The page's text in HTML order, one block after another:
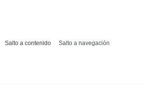
Salto a contenido Salto a navegación